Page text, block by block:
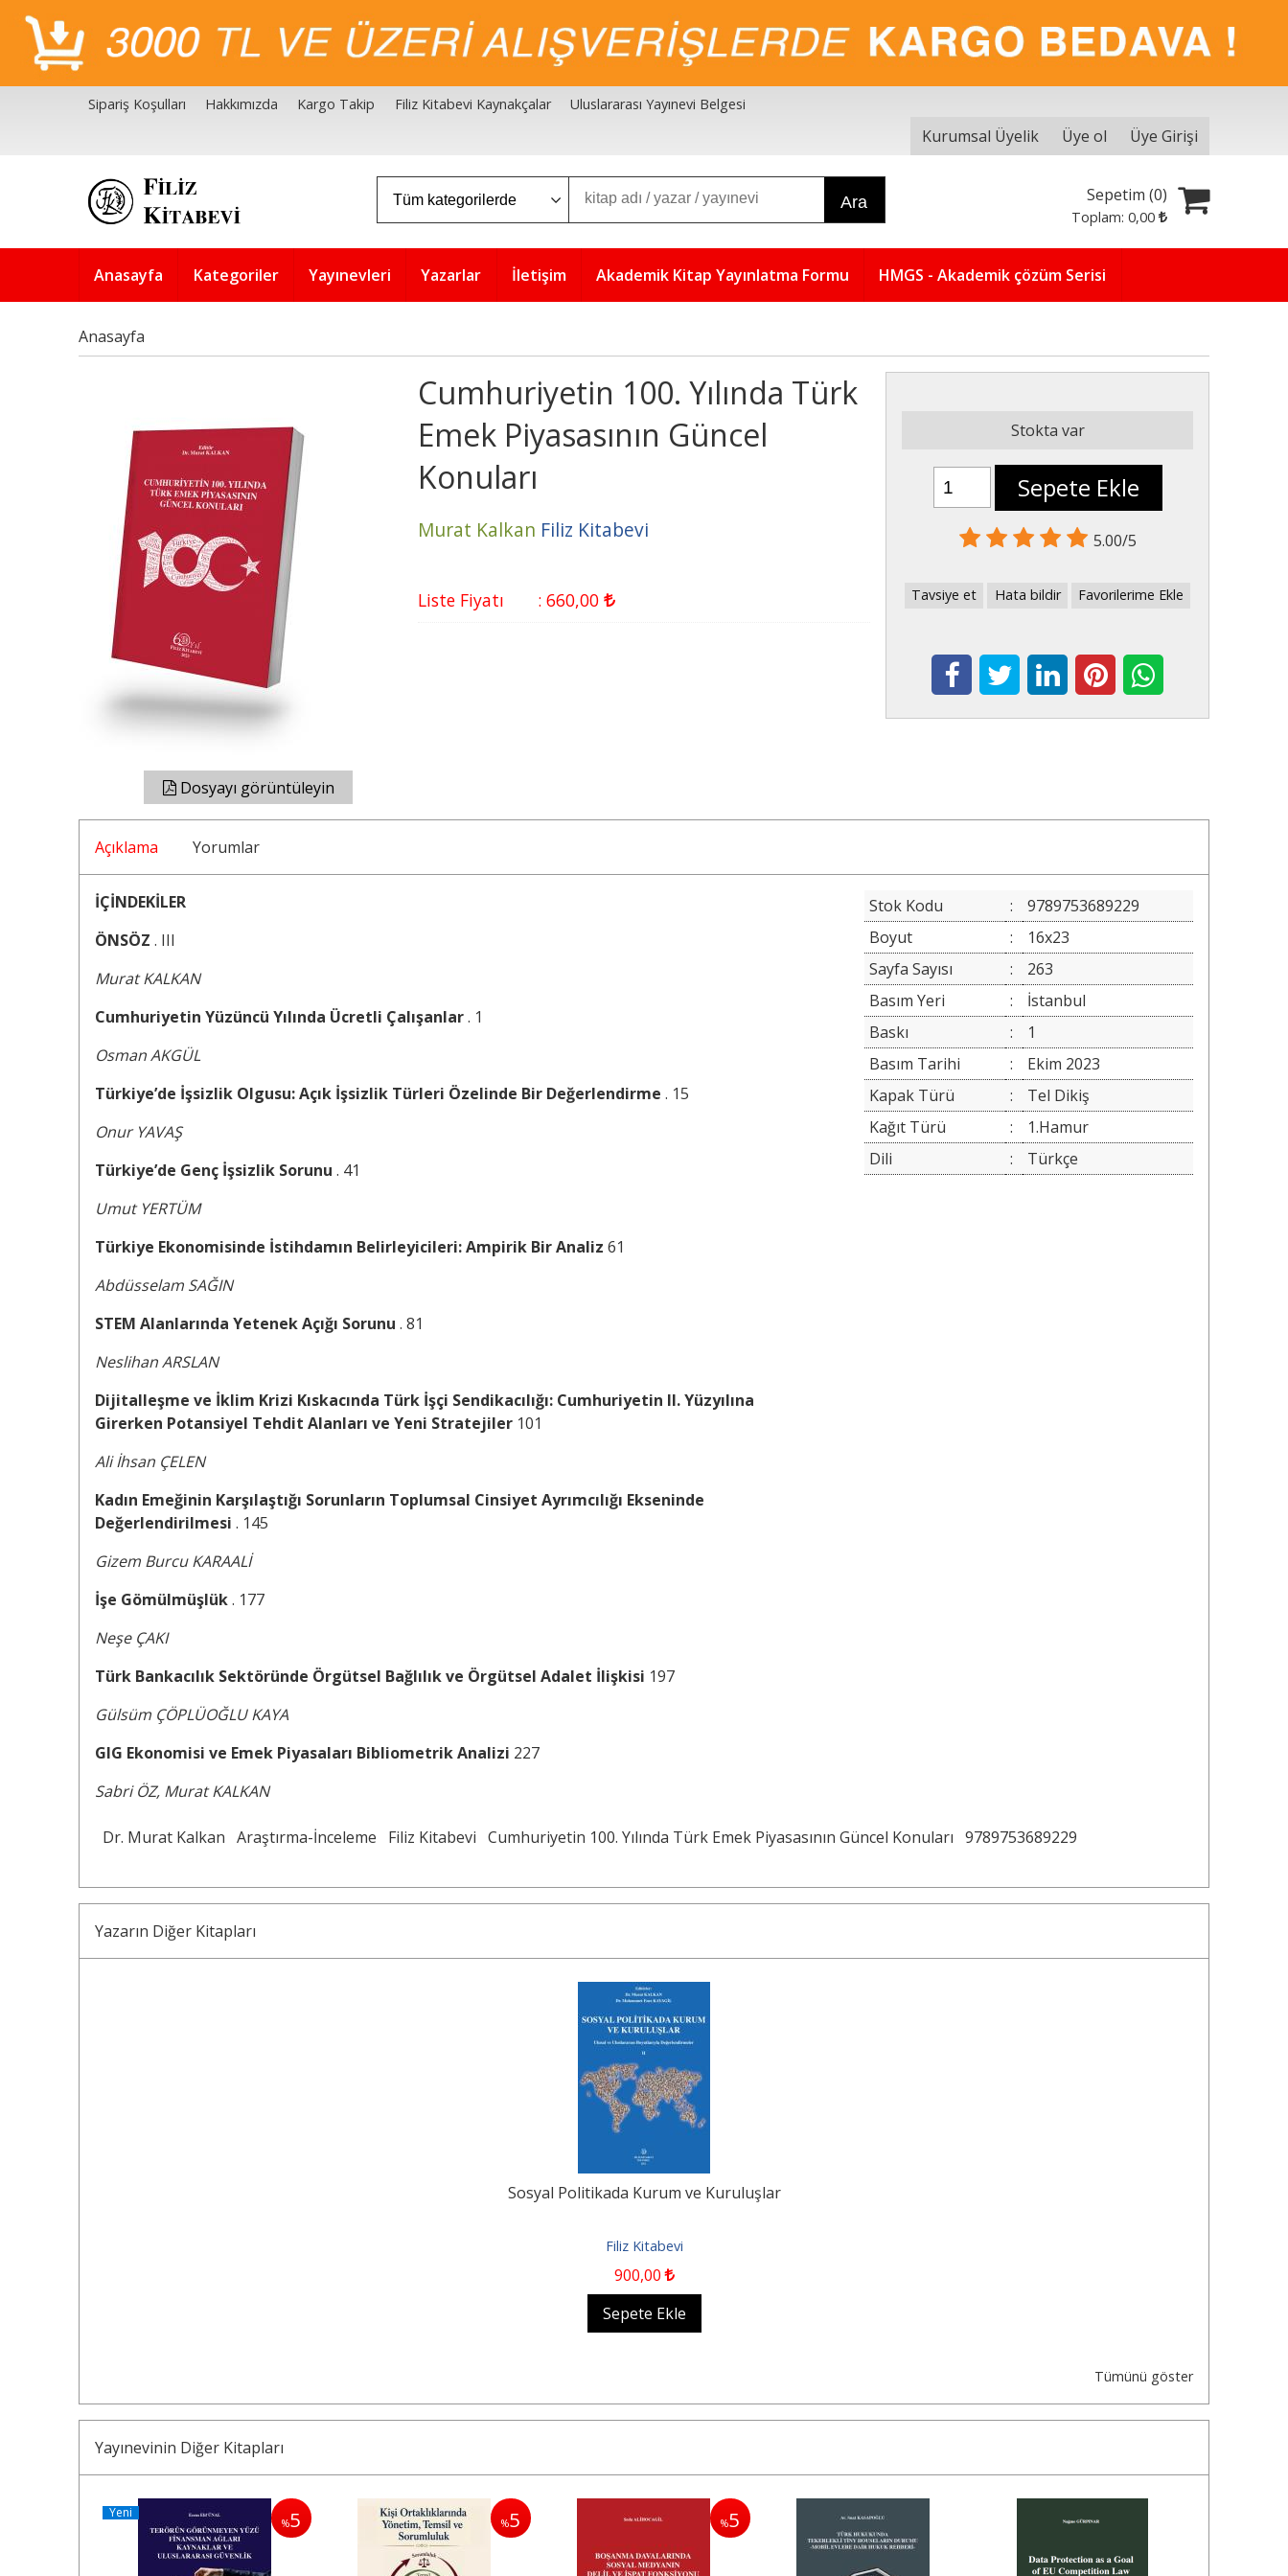
Sipariş Koşulları Hakkımızda Kargo Takip Filiz Kitabevi Kaynakçalar Uluslararası Yayınevi Belgesi
Kurumsal Üyelik Üye ol Üye Girişi
Ara Sepetim (0)
Toplam:0,00
Anasayfa Kategoriler Yayınevleri Yazarlar İletişim Akademik Kitap Yayınlatma Formu HMGS - Akademik çözüm Serisi
Anasayfa
Dosyayı görüntüleyin
Cumhuriyetin 100. Yılında Türk
Emek Piyasasının Güncel
Konuları
Murat Kalkan Filiz Kitabevi
Liste Fiyatı : 660,00
Stokta var
Sepete Ekle
5.00/5
Tavsiye et Hata bildir Favorilerime Ekle
Açıklama Yorumlar
İÇİNDEKİLER
ÖNSÖZ . III
Murat KALKAN
Cumhuriyetin Yüzüncü Yılında Ücretli Çalışanlar. 1
Osman AKGÜL
Türkiye’de İşsizlik Olgusu: Açık İşsizlik Türleri Özelinde Bir Değerlendirme . 15
Onur YAVAŞ
Türkiye’de Genç İşsizlik Sorunu . 41
Umut YERTÜM
Türkiye Ekonomisinde İstihdamın Belirleyicileri: Ampirik Bir Analiz 61
Abdüsselam SAĞIN
STEM Alanlarında Yetenek Açığı Sorunu . 81
Neslihan ARSLAN
Dijitalleşme ve İklim Krizi Kıskacında Türk İşçi Sendikacılığı: Cumhuriyetin II. Yüzyılına
Girerken Potansiyel Tehdit Alanları ve Yeni Stratejiler 101
Ali İhsan ÇELEN
Kadın Emeğinin Karşılaştığı Sorunların Toplumsal Cinsiyet Ayrımcılığı Ekseninde
Değerlendirilmesi . 145
Gizem Burcu KARAALİ
İşe Gömülmüşlük. 177
Neşe ÇAKI
Türk Bankacılık Sektöründe Örgütsel Bağlılık ve Örgütsel Adalet İlişkisi 197
Gülsüm ÇÖPLÜOĞLU KAYA
GIG Ekonomisi ve Emek Piyasaları Bibliometrik Analizi 227
Sabri ÖZ, Murat KALKAN
Stok Kodu :
9789753689229
Boyut
:
16x23
Sayfa Sayısı
:
263
Basım Yeri
:
İstanbul
Baskı
:
1
Basım Tarihi
:
Ekim 2023
Kapak Türü
:
Tel Dikiş
Kağıt Türü
:
1.Hamur
Dili
: Türkçe
Dr. Murat Kalkan Araştırma-İnceleme Filiz Kitabevi Cumhuriyetin 100. Yılında Türk Emek Piyasasının Güncel Konuları 9789753689229
Yazarın Diğer Kitapları
Sosyal Politikada Kurum ve Kuruluşlar
Filiz Kitabevi
900,00
Sepete Ekle
Tümünü göster
Yayınevinin Diğer Kitapları
%5
Yeni
%5 %5